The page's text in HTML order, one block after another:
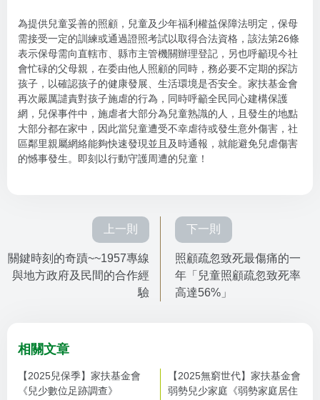
為提供兒童妥善的照顧，兒童及少年福利權益保障法明定，保母
需接受一定的訓練或通過證照考試以取得合法資格，該法第26條
表示保母需向直轄市、縣市主管機關辦理登記，另也呼籲現今社
會忙碌的父母親，在委由他人照顧的同時，務必要不定期的探訪
孩子，以確認孩子的健康發展、生活環境是否安全。家扶基金會
再次嚴厲譴責對孩子施虐的行為，同時呼籲全民同心建構保護
網，兒保事件中，施虐者大部分為兒童熟識的人，且發生的地點
大部分都在家中，因此當兒童遭受不幸虐待或發生意外傷害，社
區鄰里親屬網絡能夠快速發現並且及時通報，就能避免兒虐傷害
的憾事發生。即刻以行動守護周遭的兒童！
上一則
關鍵時刻的奇蹟~~1957專線
與地方政府及民間的合作經
驗
下一則
照顧疏忽致死最傷痛的一
年「兒童照顧疏忽致死率
高達56%」
相關文章
【2025兒保季】家扶基金會
《兒少數位足跡調查》
【2025無窮世代】家扶基金會
弱勢兒少家庭《弱勢家庭居住